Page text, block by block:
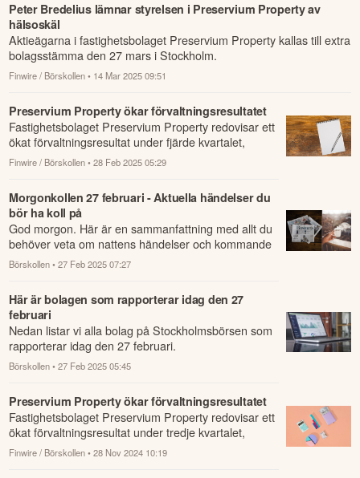
Peter Bredelius lämnar styrelsen i Preservium Property av
hälsoskäl
Aktieägarna i fastighetsbolaget Preservium Property kallas till extra
bolagsstämma den 27 mars i Stockholm.
Finwire / Börskollen • 14 Mar 2025 09:51
Preservium Property ökar förvaltningsresultatet
Fastighetsbolaget Preservium Property redovisar ett
ökat förvaltningsresultat under fjärde kvartalet,
jämfört med samma period året innan.
Finwire / Börskollen • 28 Feb 2025 05:29
Morgonkollen 27 februari - Aktuella händelser du
bör ha koll på
God morgon. Här är en sammanfattning med allt du
behöver veta om nattens händelser och kommande
dagens viktigaste händelser på börsen.
Börskollen • 27 Feb 2025 07:27
Här är bolagen som rapporterar idag den 27
februari
Nedan listar vi alla bolag på Stockholmsbörsen som
rapporterar idag den 27 februari.
Börskollen • 27 Feb 2025 05:45
Preservium Property ökar förvaltningsresultatet
Fastighetsbolaget Preservium Property redovisar ett
ökat förvaltningsresultat under tredje kvartalet,
jämfört med samma period året innan.
Finwire / Börskollen • 28 Nov 2024 10:19